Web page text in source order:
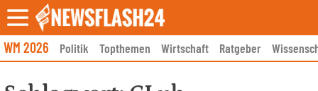
Skip
to
content
WM 2026 Politik Topthemen Wirtschaft Ratgeber